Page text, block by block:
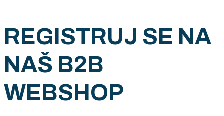
REGISTRUJ SE NA
NAŠ B2B
WEBSHOP